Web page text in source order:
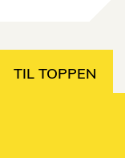
TIL TOPPEN